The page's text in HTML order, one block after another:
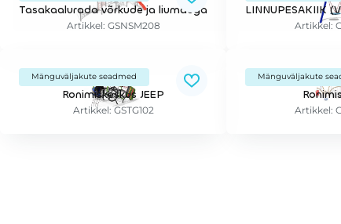
Tasakaalurada võrkude ja liumäega
Artikkel: GSNSM208 Artikkel:
Mänguväljakute seadmed
Ronimiskeskus JEEP
Artikkel: GSTG102
Mänguväljakute
Artikkel: